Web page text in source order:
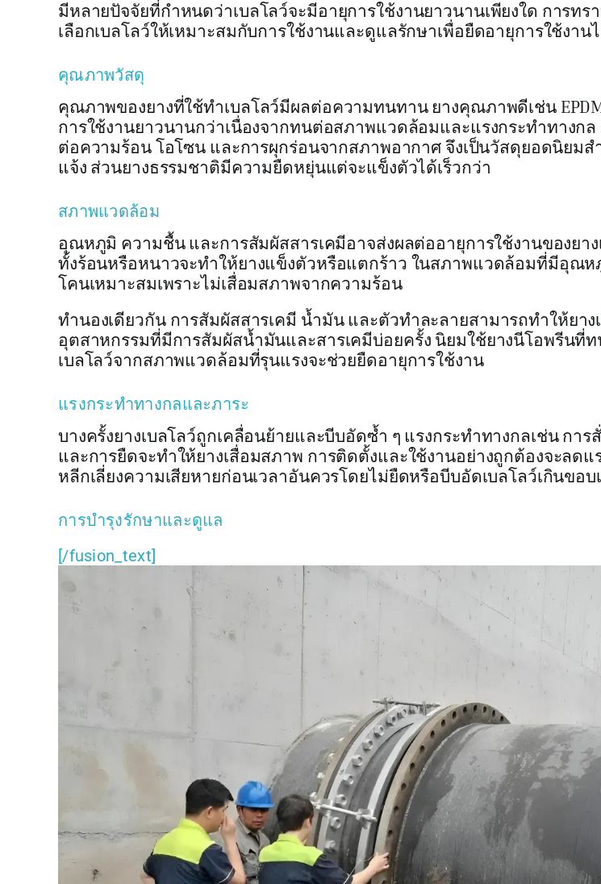
มีหลายปัจจัยที่กำหนดว่าเบลโลว์จะมีอายุการใช้งานยาวนานเพียงใด การทร
เลือกเบลโลว์ให้เหมาะสมกับการใช้งานและดูแลรักษาเพื่อยืดอายุการใช้งาน
คุณภาพวัสดุ
คุณภาพของยางที่ใช้ทำเบลโลว์มีผลต่อความทนทาน ยางคุณภาพดีเช่น
การใช้งานยาวนานกว่าเนื่องจากทนต่อสภาพแวดล้อมและแรงกระทำทางกล
ต่อความร้อน โอโซน และการผุกร่อนจากสภาพอากาศ จึงเป็นวัสดุยอดนิยมส
แจ้ง ส่วนยางธรรมชาติมีความยืดหยุ่นแต่จะแข็งตัวได้เร็วกว่า
สภาพแวดล้อม
อุณหภูมิ ความชื้น และการสัมผัสสารเคมีอาจส่งผลต่ออายุการใช้งานของยา
ทั้งร้อนหรือหนาวจะทำให้ยางแข็งตัวหรือแตกร้าว ในสภาพแวดล้อมที่มีอุณห
โคนเหมาะสมเพราะไม่เสื่อมสภาพจากความร้อน
ทำนองเดียวกัน การสัมผัสสารเคมี น้ำมัน และตัวทำละลายสามารถทำให้ยาง
อุตสาหกรรมที่มีการสัมผัสน้ำมันและสารเคมีบ่อยครั้ง นิยมใช้ยางนีโอพรีนที่ท
เบลโลว์จากสภาพแวดล้อมที่รุนแรงจะช่วยยืดอายุการใช้งาน
แรงกระทำทางกลและภาระ
บางครั้งยางเบลโลว์ถูกเคลื่อนย้ายและบีบอัดซ้ำ ๆ แรงกระทำทางกลเช่น กา
และการยืดจะทำให้ยางเสื่อมสภาพ การติดตั้งและใช้งานอย่างถูกต้องจะลดแ
หลีกเลี่ยงความเสียหายก่อนเวลาอันควรโดยไม่ยืดหรือบีบอัดเบลโลว์เกินขอ
การบำรุงรักษาและดูแล
[/fusion_text]